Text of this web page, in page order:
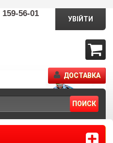
159-56-01
ПОИСК
УВІЙТИ
ДОСТАВКА